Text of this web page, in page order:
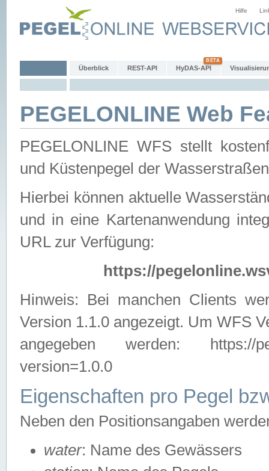
Hilfe
Überblick REST-API HyDAS-API
PEGELONLINE Web
PEGELONLINE WFS stellt
und Küstenpegel der
Hierbei können aktuelle
und in eine Kartenanwendung
URL zur Verfügung:
https://
Hinweis: Bei manchen Clients
Version 1.1.0 angezeigt. Um WFS
angegeben werden: https://
version=1.0.0
Eigenschaften pro Pegel
Neben den Positionsangaben
water: Name des Gewässers